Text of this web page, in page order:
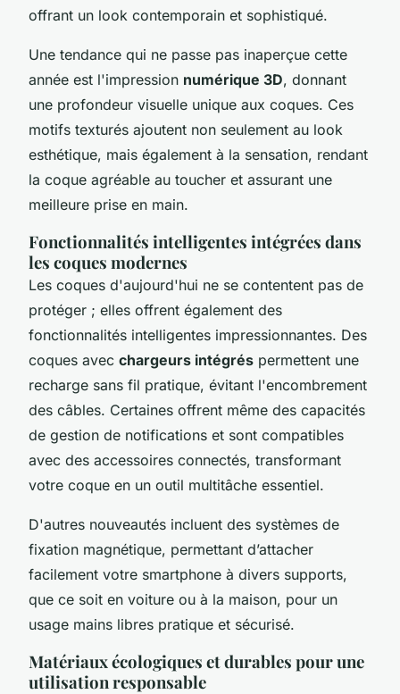
offrant un look contemporain et sophistiqué.
Une tendance qui ne passe pas inaperçue cette
année est l'impression numérique 3D, donnant
une profondeur visuelle unique aux coques. Ces
motifs texturés ajoutent non seulement au look
esthétique, mais également à la sensation, rendant
la coque agréable au toucher et assurant une
meilleure prise en main.
Fonctionnalités intelligentes intégrées dans
les coques modernes
Les coques d'aujourd'hui ne se contentent pas de
protéger ; elles offrent également des
fonctionnalités intelligentes impressionnantes. Des
coques avec chargeurs intégrés permettent une
recharge sans fil pratique, évitant l'encombrement
des câbles. Certaines offrent même des capacités
de gestion de notifications et sont compatibles
avec des accessoires connectés, transformant
votre coque en un outil multitâche essentiel.
D'autres nouveautés incluent des systèmes de
fixation magnétique, permettant d’attacher
facilement votre smartphone à divers supports,
que ce soit en voiture ou à la maison, pour un
usage mains libres pratique et sécurisé.
Matériaux écologiques et durables pour une
utilisation responsable